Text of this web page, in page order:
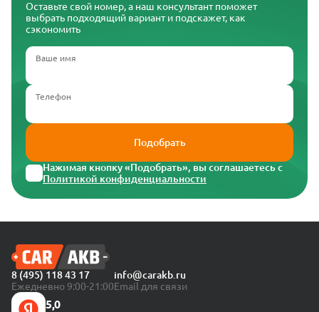
Оставьте свой номер, а наш консультант поможет
выбрать подходящий вариант и подскажет, как
сэкономить
Ваше имя
Телефон
Подобрать
Нажимая кнопку «Подобрать», вы соглашаетесь с
Политикой конфиденциальности
8 (495) 118 43 17
Ежедневно 9:00-21:00
info@carakb.ru
Email для связи
5,0